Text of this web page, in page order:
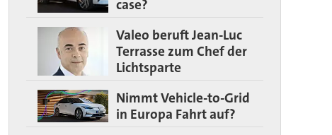
case?
Valeo beruft Jean-Luc
Terrasse zum Chef der
Lichtsparte
Nimmt Vehicle-to-Grid
in Europa Fahrt auf?